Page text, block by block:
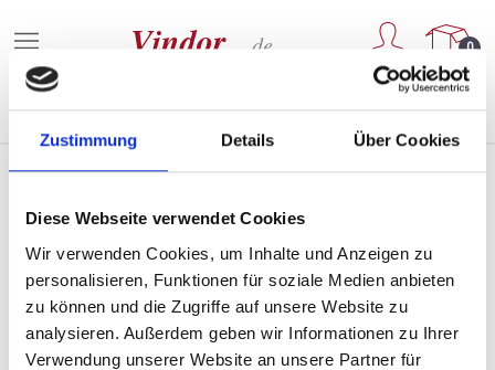
Zustimmung Details Über Cookies
Diese Webseite verwendet Cookies
Wir verwenden Cookies, um Inhalte und Anzeigen zu
personalisieren, Funktionen für soziale Medien anbieten
zu können und die Zugriffe auf unsere Website zu
analysieren. Außerdem geben wir Informationen zu Ihrer
Verwendung unserer Website an unsere Partner für
Zum Hauptinhalt springen
0
Weine von VIÑA TACAMA
PRODUKTE FILTERN